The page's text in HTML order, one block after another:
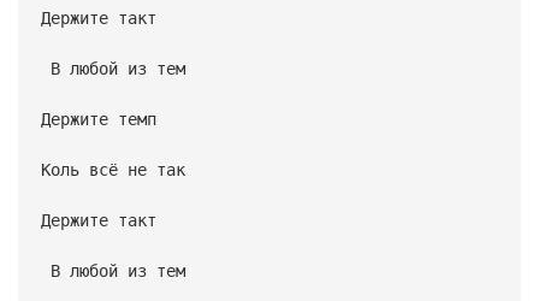
Держите такт
В любой из тем
Держите темп
Коль всё не так
Держите такт
В любой из тем